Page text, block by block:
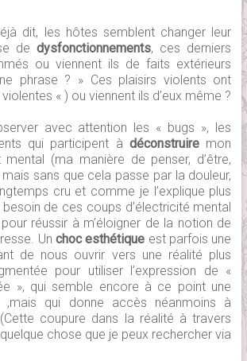
dit, les hôtes semblent changer leur
dedysfonctionnements, ces derniers
ou viennent ils de faits extérieurs
phrase ? » Ces plaisirs violents ont
« ) ou viennent ils d’eux même ?
avec attention les « bugs », les
qui participent à déconstruiremon
mental (ma manière de penser, d’être,
mais sans que cela passe par la douleur,
cru et comme je l’explique plus
besoin de ces coups d’électricité mental
réussir à m’éloigner de la notion de
Un choc esthétique est parfois une
de nous ouvrir vers une réalité plus
pour utiliser l’expression de «
», qui semble encore à ce point une
,mais qui donne accès néanmoins à
coupure dans la réalité à travers
chose que je peux rechercher via